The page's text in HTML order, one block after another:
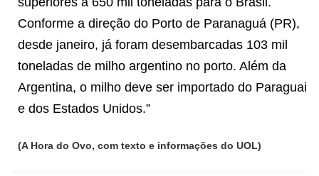
Conforme a direção do Porto de Paranaguá (PR),
desde janeiro, já foram desembarcadas 103 mil
toneladas de milho argentino no porto. Além da
Argentina, o milho deve ser importado do Paraguai
e dos Estados Unidos.”
(A Hora do Ovo, com texto e informações do UOL)